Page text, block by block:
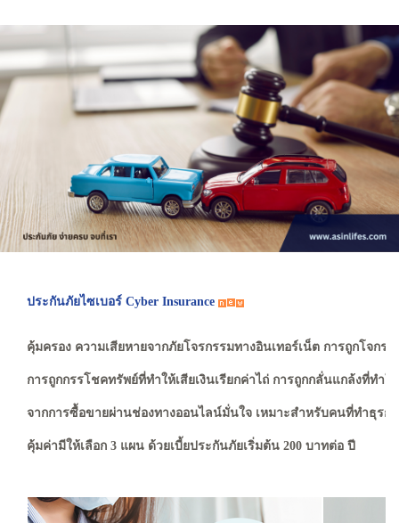
ประกันภัยไซเบอร์ Cyber Insurance
คุ้มครอง ความเสียหายจากภัยโจรกรรมทางอินเทอร์เน็ต การถูกโจก
การถูกกรรโชคทรัพย์ที่ทำให้เสียเงินเรียกค่าไถ่ การถูกกลั่นแกล้งที่ทำใ
จากการซื้อขายผ่านช่องทางออนไลน์มั่นใจ เหมาะสำหรับคนที่ทำธุร
คุ้มค่ามีให้เลือก 3 แผน ด้วยเบี้ยประกันภัยเริ่มต้น 200 บาทต่อ ปี